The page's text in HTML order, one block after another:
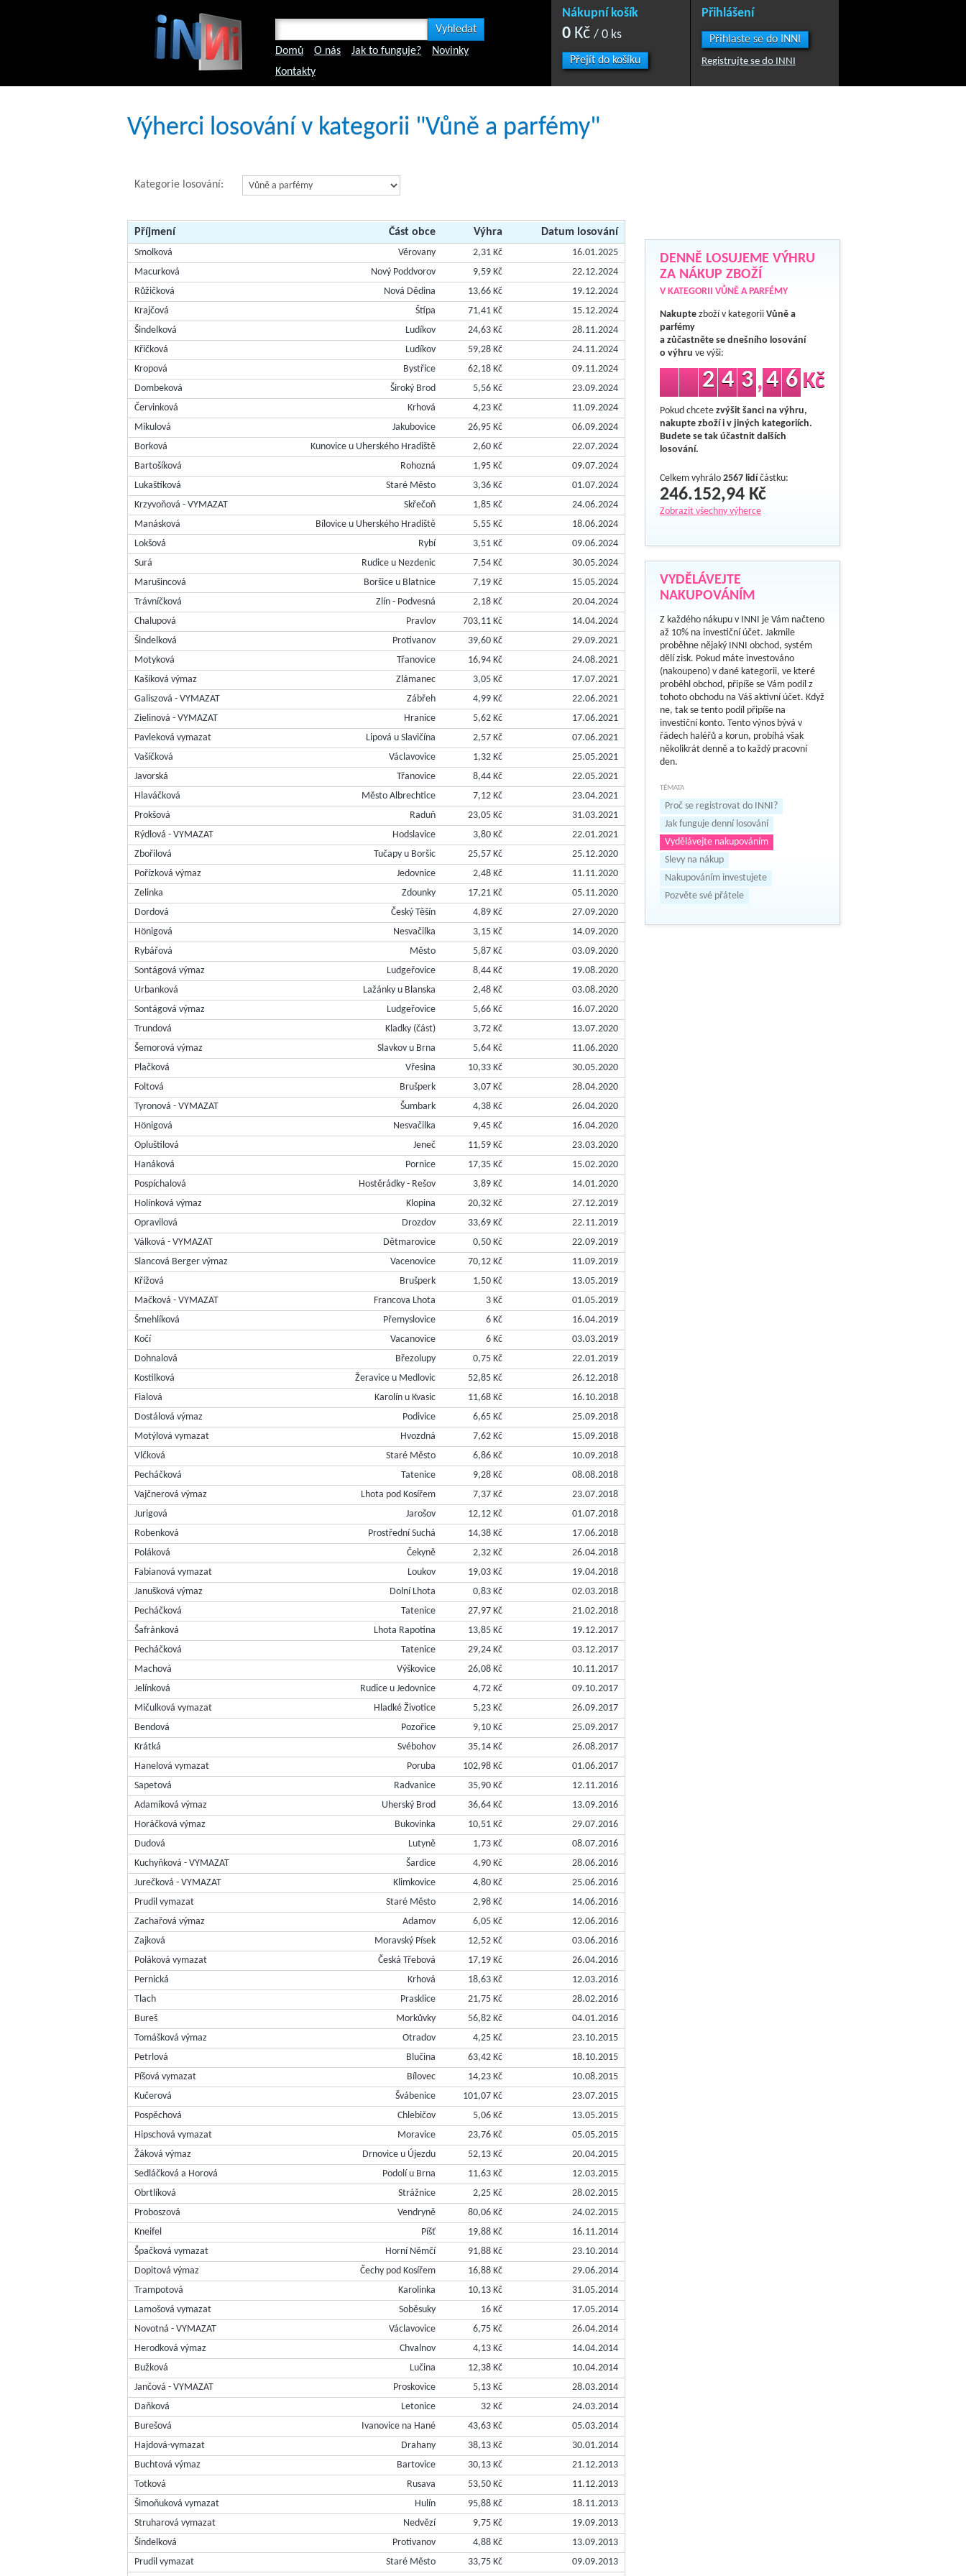
Domů O nás Jak to funguje?
Novinky
Kontakty
Nákupní košík
0 Kč / 0 ks
Přejít do košíku
Přihlášení
Přihlaste se do INNI
Registrujte se do INNI
Výherci losování v kategorii "Vůně a parfémy"
Kategorie losování:
Příjmení Část obce Výhra Datum losování
Smolková Věrovany 2,31 Kč
16.01.2025
Macurková
Nový Poddvorov 9,59 Kč
22.12.2024
Růžičková
Nová Dědina 13,66 Kč
19.12.2024
Krajčová
Štípa 71,41 Kč
15.12.2024
Šindelková
Ludíkov 24,63 Kč
28.11.2024
Křičková
Ludíkov 59,28 Kč
24.11.2024
Kropová
Bystřice 62,18 Kč
09.11.2024
Dombeková
Široký Brod 5,56 Kč
23.09.2024
Červinková
Krhová 4,23 Kč
11.09.2024
Mikulová
Jakubovice 26,95 Kč
06.09.2024
Borková
Kunovice u Uherského Hradiště 2,60 Kč
22.07.2024
Bartošíková
Rohozná 1,95 Kč
09.07.2024
Lukaštíková
Staré Město 3,36 Kč
01.07.2024
Krzyvoňová - VYMAZAT
Skřečoň 1,85 Kč
24.06.2024
Manásková
Bílovice u Uherského Hradiště 5,55 Kč
18.06.2024
Lokšová
Rybí 3,51 Kč
09.06.2024
Surá
Rudice u Nezdenic 7,54 Kč
30.05.2024
Marušincová
Boršice u Blatnice 7,19 Kč
15.05.2024
Trávníčková
Zlín - Podvesná 2,18 Kč
20.04.2024
Chalupová
Pravlov 703,11 Kč
14.04.2024
Šindelková
Protivanov 39,60 Kč
29.09.2021
Motyková
Třanovice 16,94 Kč
24.08.2021
Kašíková výmaz
Zlámanec 3,05 Kč
17.07.2021
Galiszová - VYMAZAT
Zábřeh 4,99 Kč
22.06.2021
Zielinová - VYMAZAT
Hranice 5,62 Kč
17.06.2021
Pavleková vymazat
Lipová u Slavičína 2,57 Kč
07.06.2021
Vašíčková
Václavovice 1,32 Kč
25.05.2021
Javorská
Třanovice 8,44 Kč
22.05.2021
Hlaváčková
Město Albrechtice 7,12 Kč
23.04.2021
Prokšová
Raduň 23,05 Kč
31.03.2021
Rýdlová - VYMAZAT
Hodslavice 3,80 Kč
22.01.2021
Zbořilová
Tučapy u Boršic 25,57 Kč
25.12.2020
Pořízková výmaz
Jedovnice 2,48 Kč
11.11.2020
Zelinka
Zdounky 17,21 Kč
05.11.2020
Dordová
Český Těšín 4,89 Kč
27.09.2020
Hönigová
Nesvačilka 3,15 Kč
14.09.2020
Rybářová
Město 5,87 Kč
03.09.2020
Sontágová výmaz
Ludgeřovice 8,44 Kč
19.08.2020
Urbanková
Lažánky u Blanska 2,48 Kč
03.08.2020
Sontágová výmaz
Ludgeřovice 5,66 Kč
16.07.2020
Trundová
Kladky (část) 3,72 Kč
13.07.2020
Šemorová výmaz
Slavkov u Brna 5,64 Kč
11.06.2020
Plačková
Vřesina 10,33 Kč
30.05.2020
Foltová
Brušperk 3,07 Kč
28.04.2020
Tyronová - VYMAZAT
Šumbark 4,38 Kč
26.04.2020
Hönigová
Nesvačilka 9,45 Kč
16.04.2020
Opluštilová
Jeneč 11,59 Kč
23.03.2020
Hanáková
Pornice 17,35 Kč
15.02.2020
Pospíchalová
Hostěrádky - Rešov 3,89 Kč
14.01.2020
Holínková výmaz
Klopina 20,32 Kč
27.12.2019
Opravilová
Drozdov 33,69 Kč
22.11.2019
Válková - VYMAZAT
Dětmarovice 0,50 Kč
22.09.2019
Slancová Berger výmaz
Vacenovice 70,12 Kč
11.09.2019
Křížová
Brušperk 1,50 Kč
13.05.2019
Mačková - VYMAZAT
Francova Lhota 3 Kč
01.05.2019
Šmehlíková
Přemyslovice 6 Kč
16.04.2019
Kočí
Vacanovice 6 Kč
03.03.2019
Dohnalová
Březolupy 0,75 Kč
22.01.2019
Kostilková
Žeravice u Medlovic 52,85 Kč
26.12.2018
Fialová
Karolín u Kvasic 11,68 Kč
16.10.2018
Dostálová výmaz
Podivice 6,65 Kč
25.09.2018
Motýlová vymazat
Hvozdná 7,62 Kč
15.09.2018
Vlčková
Staré Město 6,86 Kč
10.09.2018
Pecháčková
Tatenice 9,28 Kč
08.08.2018
Vajčnerová výmaz
Lhota pod Kosířem 7,37 Kč
23.07.2018
Jurigová
Jarošov 12,12 Kč
01.07.2018
Robenková
Prostřední Suchá 14,38 Kč
17.06.2018
Poláková
Čekyně 2,32 Kč
26.04.2018
Fabianová vymazat
Loukov 19,03 Kč
19.04.2018
Janušková výmaz
Dolní Lhota 0,83 Kč
02.03.2018
Pecháčková
Tatenice 27,97 Kč
21.02.2018
Šafránková
Lhota Rapotina 13,85 Kč
19.12.2017
Pecháčková
Tatenice 29,24 Kč
03.12.2017
Machová
Výškovice 26,08 Kč
10.11.2017
Jelínková
Rudice u Jedovnice 4,72 Kč
09.10.2017
Mičulková vymazat
Hladké Životice 5,23 Kč
26.09.2017
Bendová
Pozořice 9,10 Kč
25.09.2017
Krátká
Svébohov 35,14 Kč
26.08.2017
Hanelová vymazat
Poruba 102,98 Kč
01.06.2017
Sapetová
Radvanice 35,90 Kč
12.11.2016
Adamíková výmaz
Uherský Brod 36,64 Kč
13.09.2016
Horáčková výmaz
Bukovinka 10,51 Kč
29.07.2016
Dudová
Lutyně 1,73 Kč
08.07.2016
Kuchyňková - VYMAZAT
Šardice 4,90 Kč
28.06.2016
Jurečková - VYMAZAT
Klimkovice 4,80 Kč
25.06.2016
Prudil vymazat
Staré Město 2,98 Kč
14.06.2016
Zachařová výmaz
Adamov 6,05 Kč
12.06.2016
Zajková
Moravský Písek 12,52 Kč
03.06.2016
Poláková vymazat
Česká Třebová 17,19 Kč
26.04.2016
Pernická
Krhová 18,63 Kč
12.03.2016
Tlach
Prasklice 21,75 Kč
28.02.2016
Bureš
Morkůvky 56,82 Kč
04.01.2016
Tomášková výmaz
Otradov 4,25 Kč
23.10.2015
Petrlová
Blučina 63,42 Kč
18.10.2015
Píšová vymazat
Bílovec 14,23 Kč
10.08.2015
Kučerová
Švábenice 101,07 Kč
23.07.2015
Pospěchová
Chlebičov 5,06 Kč
13.05.2015
Hipschová vymazat
Moravice 23,76 Kč
05.05.2015
Žáková výmaz
Drnovice u Újezdu 52,13 Kč
20.04.2015
Sedláčková a Horová
Podolí u Brna 11,63 Kč
12.03.2015
Obrtlíková
Strážnice 2,25 Kč
28.02.2015
Proboszová
Vendryně 80,06 Kč
24.02.2015
Kneifel
Píšť 19,88 Kč
16.11.2014
Špačková vymazat
Horní Němčí 91,88 Kč
23.10.2014
Dopitová výmaz
Čechy pod Kosířem 16,88 Kč
29.06.2014
Trampotová
Karolinka 10,13 Kč
31.05.2014
Lamošová vymazat
Soběsuky 16 Kč
17.05.2014
Novotná - VYMAZAT
Václavovice 6,75 Kč
26.04.2014
Herodková výmaz
Chvalnov 4,13 Kč
14.04.2014
Bužková
Lučina 12,38 Kč
10.04.2014
Jančová - VYMAZAT
Proskovice 5,13 Kč
28.03.2014
Daňková
Letonice 32 Kč
24.03.2014
Burešová
Ivanovice na Hané 43,63 Kč
05.03.2014
Hajdová-vymazat
Drahany 38,13 Kč
30.01.2014
Buchtová výmaz
Bartovice 30,13 Kč
21.12.2013
Totková
Rusava 53,50 Kč
11.12.2013
Šimoňuková vymazat
Hulín 95,88 Kč
18.11.2013
Struharová vymazat
Nedvězí 9,75 Kč
19.09.2013
Šindelková
Protivanov 4,88 Kč
13.09.2013
Prudil vymazat
Staré Město 33,75 Kč 09.09.2013
DENNĚ LOSUJEME VÝHRU
ZA NÁKUP ZBOŽÍ
V KATEGORII VŮNĚ A PARFÉMY
Nakupte zboží v kategoriiVůně a
parfémy
a zůčastněte se dnešního losování
o výhru ve výši:
2 4 3 ,4 6 Kč
Pokud chcetezvýšit šanci na výhru,
nakupte zboží i v jiných kategoriích.
Budete se tak účastnit dalších
losování.
Celkem vyhrálo2567 lidí částku:
246.152,94 Kč
Zobrazit všechny výherce
VYDĚLÁVEJTE
NAKUPOVÁNÍM
Z každého nákupu v INNI je Vám načteno
až 10% na investiční účet. Jakmile
proběhne nějaký INNI obchod, systém
dělí zisk. Pokud máte investováno
(nakoupeno) v dané kategorii, ve které
proběhl obchod, připíše se Vám podíl z
tohoto obchodu na Váš aktivní účet. Když
ne, tak se tento podíl připíše na
investiční konto. Tento výnos bývá v
řádech haléřů a korun, probíhá však
několikrát denně a to každý pracovní
den.
TÉMATA
Proč se registrovat do INNI?
Jak funguje denní losování
Vydělávejte nakupováním
Slevy na nákup
Nakupováním investujete
Pozvěte své přátele